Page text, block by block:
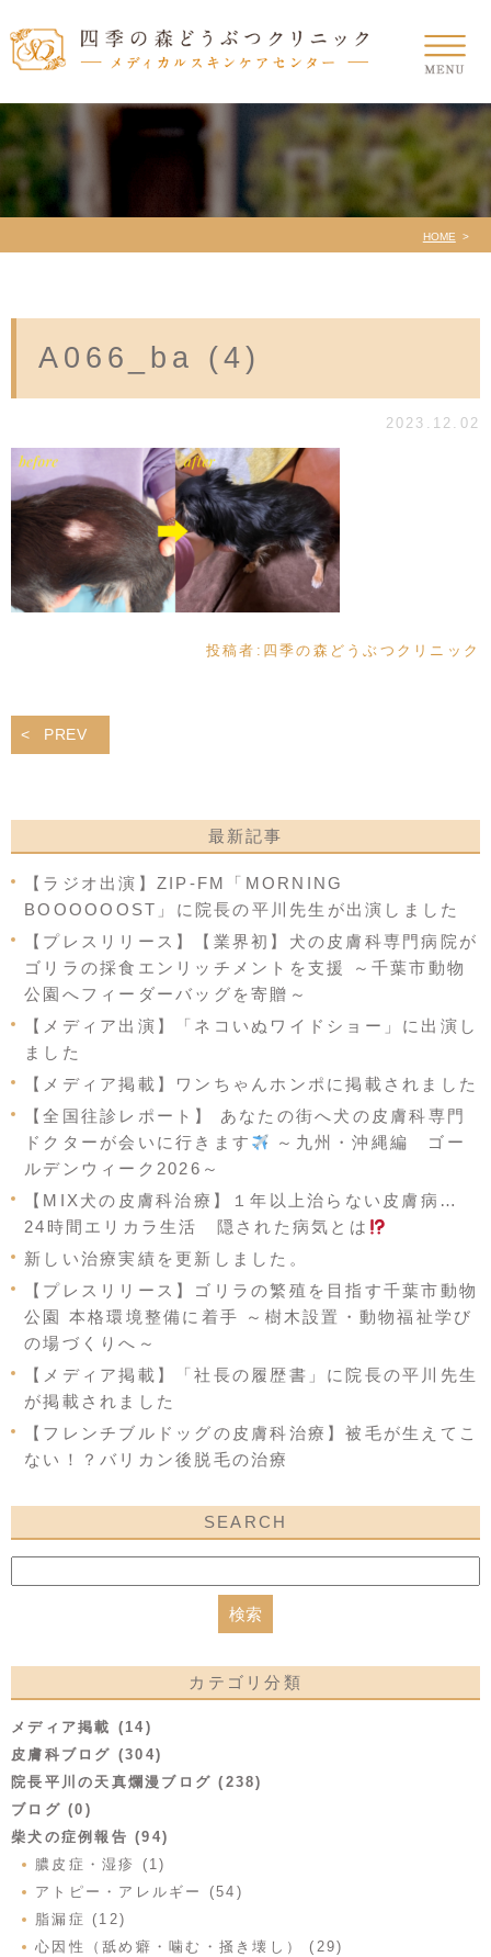
HOME
A066_ba (4)
2023.12.02
投稿者: 四季の森どうぶつクリニック
PREV
最新記事
【ラジオ出演】ZIP-FM「MORNING
BOOOOOOST」に院長の平川先生が出演しました
【プレスリリース】【業界初】犬の皮膚科専門病院が
ゴリラの採食エンリッチメントを支援 ～千葉市動物
公園へフィーダーバッグを寄贈～
【メディア出演】「ネコいぬワイドショー」に出演し
ました
【メディア掲載】ワンちゃんホンポに掲載されました
【全国往診レポート】 あなたの街へ犬の皮膚科専門
ドクターが会いに行きます
～九州・沖縄編 ゴー
ルデンウィーク2026～
【MIX犬の皮膚科治療】１年以上治らない皮膚病…
24時間エリカラ生活 隠された病気とは
新しい治療実績を更新しました。
【プレスリリース】ゴリラの繁殖を目指す千葉市動物
公園 本格環境整備に着手 ～樹木設置・動物福祉学び
の場づくりへ～
【メディア掲載】「社長の履歴書」に院長の平川先生
が掲載されました
【フレンチブルドッグの皮膚科治療】被毛が生えてこ
ない！？バリカン後脱毛の治療
SEARCH
カテゴリ分類
メディア掲載 (14)
皮膚科ブログ (304)
院長平川の天真爛漫ブログ (238)
ブログ (0)
柴犬の症例報告 (94)
膿皮症・湿疹 (1)
アトピー・アレルギー (54)
脂漏症 (12)
心因性（舐め癖・噛む・掻き壊し） (29)